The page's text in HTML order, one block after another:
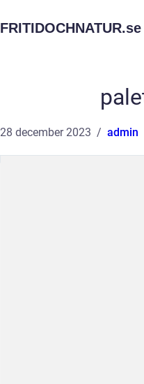
FRITIDOCHNATUR.se
28 december 2023 admin